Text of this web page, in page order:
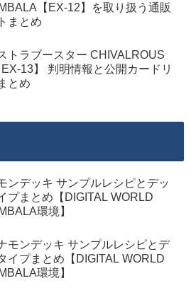
【EX-12】を取り扱う通販
まとめ
トラブースター CHIVALROUS
13】 判明情報と公開カードリ
とめ
ンデッキ サンプルレシピとデッ
プまとめ【DIGITAL WORLD
環境】
モンデッキ サンプルレシピとデ
イプまとめ【DIGITAL WORLD
環境】